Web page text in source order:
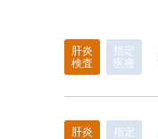
肝炎
検査
指定
医療
肝炎
指定